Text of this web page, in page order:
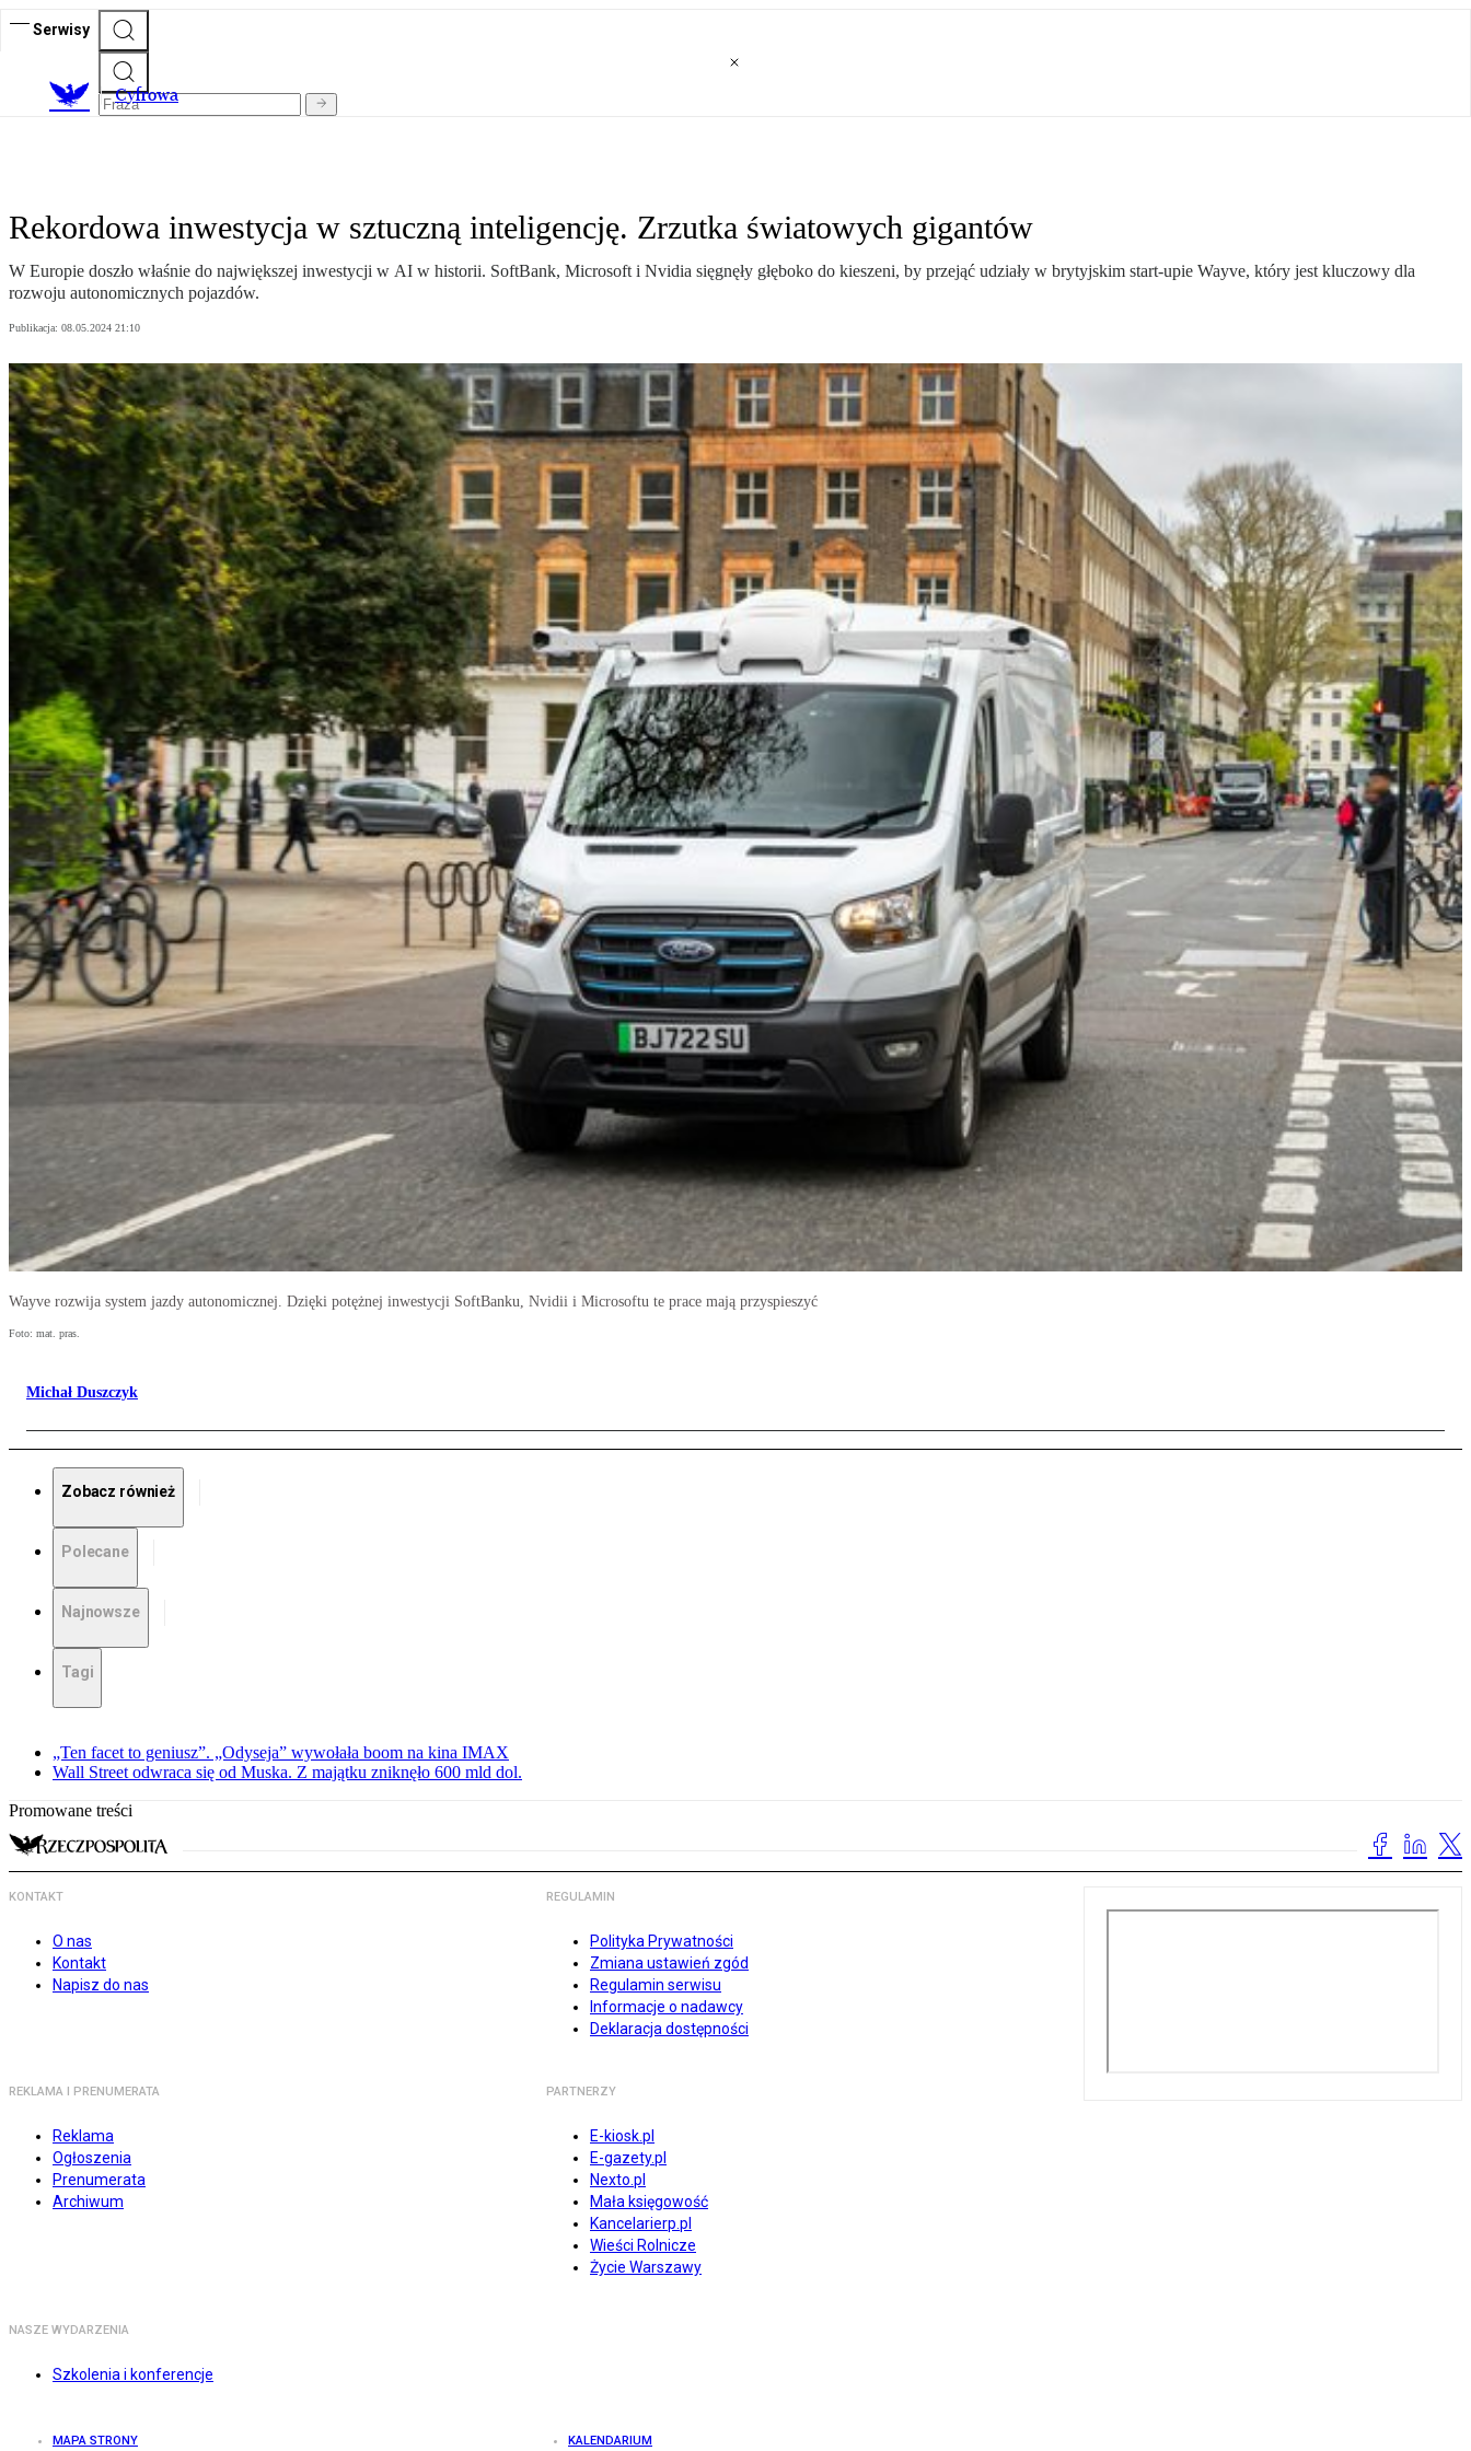
Serwisy
Cyfrowa
Rekordowa inwestycja w sztuczną inteligencję. Zrzutka światowych gigantów
W Europie doszło właśnie do największej inwestycji w AI w historii. SoftBank, Microsoft i Nvidia sięgnęły głęboko do kieszeni, by przejąć udziały w brytyjskim start-upie Wayve, który jest kluczowy dla
rozwoju autonomicznych pojazdów.
Publikacja: 08.05.2024 21:10
Wayve rozwija system jazdy autonomicznej. Dzięki potężnej inwestycji SoftBanku, Nvidii i Microsoftu te prace mają przyspieszyć
Foto: mat. pras.
Michał Duszczyk
Zobacz również
Polecane
Najnowsze
Tagi
„Ten facet to geniusz”. „Odyseja” wywołała boom na kina IMAX
Wall Street odwraca się od Muska. Z majątku zniknęło 600 mld dol.
Promowane treści
KONTAKT
O nas
Kontakt
Napisz do nas
REGULAMIN
Polityka Prywatności
Zmiana ustawień zgód
Regulamin serwisu
Informacje o nadawcy
Deklaracja dostępności
REKLAMA I PRENUMERATA
Reklama
Ogłoszenia
Prenumerata
Archiwum
PARTNERZY
E-kiosk.pl
E-gazety.pl
Nexto.pl
Mała księgowość
Kancelarierp.pl
Wieści Rolnicze
Życie Warszawy
NASZE WYDARZENIA
Szkolenia i konferencje
MAPA STRONY KALENDARIUM